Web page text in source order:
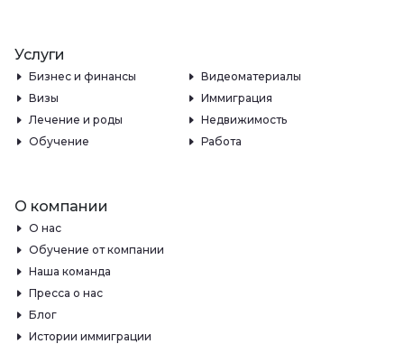
Услуги
Бизнес и финансы
Видеоматериалы
Визы
Иммиграция
Лечение и роды
Недвижимость
Обучение
Работа
О компании
О нас
Обучение от компании
Наша команда
Пресса о нас
Блог
Истории иммиграции